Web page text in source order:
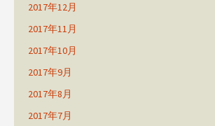
2017年12月
2017年11月
2017年10月
2017年9月
2017年8月
2017年7月